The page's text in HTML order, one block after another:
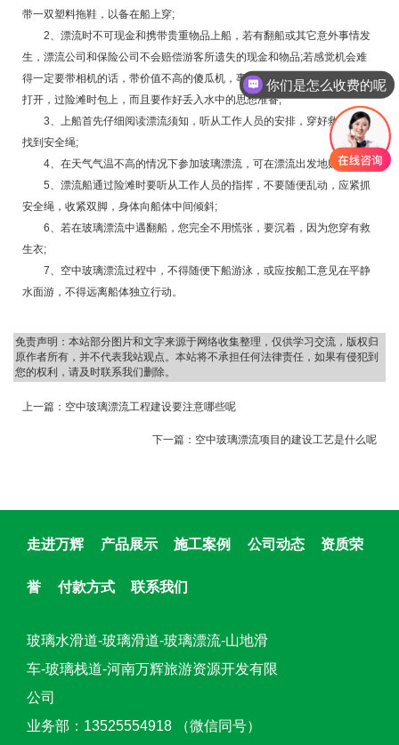
带一双塑料拖鞋，以备在船上穿;
2、漂流时不可现金和携带贵重物品上船，若有翻船或其它意外事情发
生，漂流公司和保险公司不会赔偿游客所遗失的现金和物品;若感觉机会难
得一定要带相机的话，带价值不高的傻瓜机，事先用塑料袋包好，在平滩时
打开，过险滩时包上，而且要作好丢入水中的思想准备;
3、上船首先仔细阅读漂流须知，听从工作人员的安排，穿好救生衣，
找到安全绳;
4、在天气气温不高的情况下参加玻璃漂流，可在漂流出发地购买雨衣;
5、漂流船通过险滩时要听从工作人员的指挥，不要随便乱动，应紧抓
安全绳，收紧双脚，身体向船体中间倾斜;
6、若在玻璃漂流中遇翻船，您完全不用慌张，要沉着，因为您穿有救
生衣;
7、空中玻璃漂流过程中，不得随便下船游泳，或应按船工意见在平静
水面游，不得远离船体独立行动。
免责声明：本站部分图片和文字来源于网络收集整理，仅供学习交流，版权归
原作者所有，并不代表我站观点。本站将不承担任何法律责任，如果有侵犯到
您的权利，请及时联系我们删除。
上一篇： 空中玻璃漂流工程建设要注意哪些呢
下一篇： 空中玻璃漂流项目的建设工艺是什么呢
走进万辉 产品展示 施工案例 公司动态 资质荣
誉 付款方式 联系我们
玻璃水滑道-玻璃滑道-玻璃漂流-山地滑
车-玻璃栈道-河南万辉旅游资源开发有限
公司
业务部：13525554918 （微信同号）
你们是怎么收费的呢